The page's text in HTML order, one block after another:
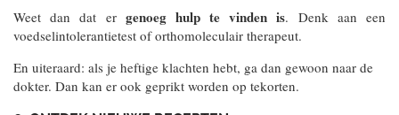
Weet dan dat er genoeg hulp te vinden is. Denk aan een
voedselintolerantietest of orthomoleculair therapeut.
En uiteraard: als je heftige klachten hebt, ga dan gewoon naar de
dokter. Dan kan er ook geprikt worden op tekorten.